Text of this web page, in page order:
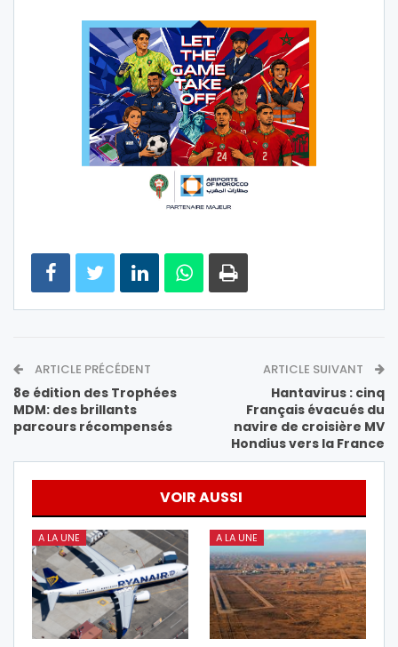
ARTICLE PRÉCÉDENT
8e édition des Trophées
MDM: des brillants
parcours récompensés
ARTICLE SUIVANT
Hantavirus : cinq
Français évacués du
navire de croisière MV
Hondius vers la France
VOIR AUSSI
A LA UNE A LA UNE